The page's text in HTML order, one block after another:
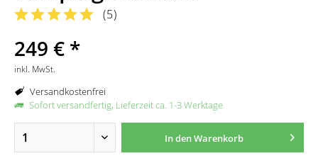
(5)
249 € *
inkl. MwSt.
Versandkostenfrei
Sofort versandfertig, Lieferzeit ca. 1-3 Werktage
In denWarenkorb